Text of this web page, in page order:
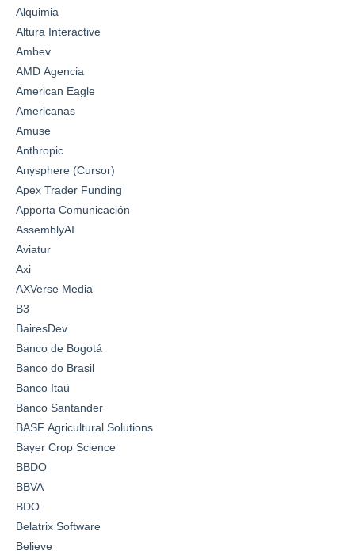
Alquimia
Altura Interactive
Ambev
AMD Agencia
American Eagle
Americanas
Amuse
Anthropic
Anysphere (Cursor)
Apex Trader Funding
Apporta Comunicación
AssemblyAI
Aviatur
Axi
AXVerse Media
B3
BairesDev
Banco de Bogotá
Banco do Brasil
Banco Itaú
Banco Santander
BASF Agricultural Solutions
Bayer Crop Science
BBDO
BBVA
BDO
Belatrix Software
Believe